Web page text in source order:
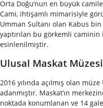
Orta Doğu’nun en büyük
Cami, ihtişamlı mimarisiyle
Umman Sultanı olan Kabus
yaptırılan bu görkemli
esinlenilmiştir.
Ulusal Maskat Müzesi
2016 yılında açılmış olan
adanmıştır. Maskat’ın
noktada konumlanan ve 14